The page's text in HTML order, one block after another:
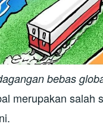
bebas
merupakan salah